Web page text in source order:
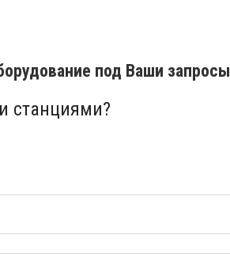
под Ваши запросы
станциями?